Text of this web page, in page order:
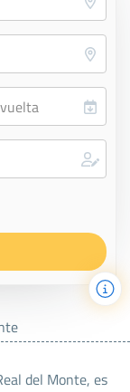
del Monte, es